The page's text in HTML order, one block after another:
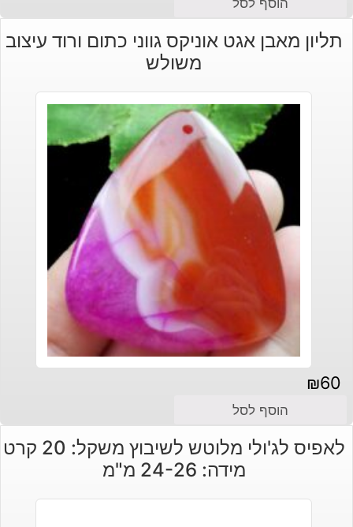
תליון מאבן אגט אוניקס גווני כתום ורוד עיצוב
משולש
₪60
הוסף לסל
לאפיס לג'ולי מלוטש לשיבוץ משקל: 20 קרט
מידה: 24-26 מ"מ